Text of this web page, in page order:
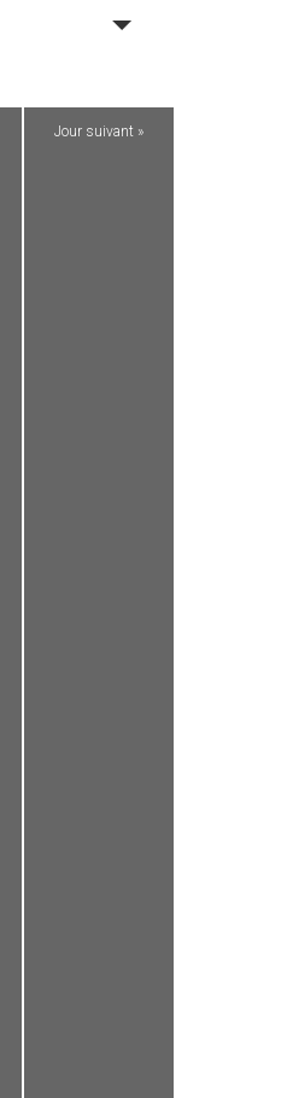
Jour suivant »